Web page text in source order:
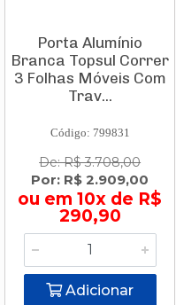
Porta Alumínio
Branca Topsul Correr
3 Folhas Móveis Com
Trav...
Código: 799831
De: R$ 3.708,00
Por: R$ 2.909,00
ou em 10x de R$
290,90
Adicionar